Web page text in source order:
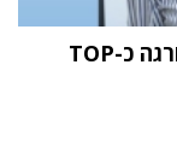
מחקר STKI השנתי: וואן טכנולוגיות דורגה כ-TOP